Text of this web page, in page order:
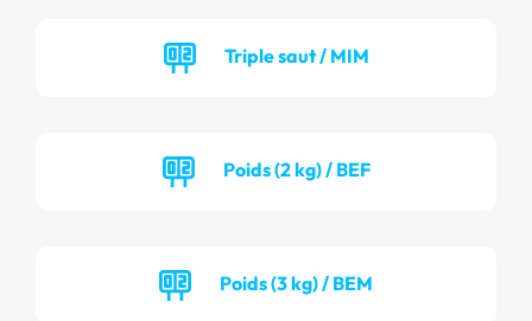
Triple saut / MIM
Poids (2 kg) / BEF
Poids (3 kg) / BEM